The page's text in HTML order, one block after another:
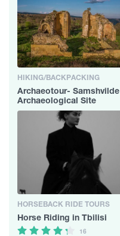
HIKING/BACKPACKING
Archaeotour- Samshvilde
Archaeological Site
HORSEBACK RIDE TOURS
Horse Riding in Tbilisi
16